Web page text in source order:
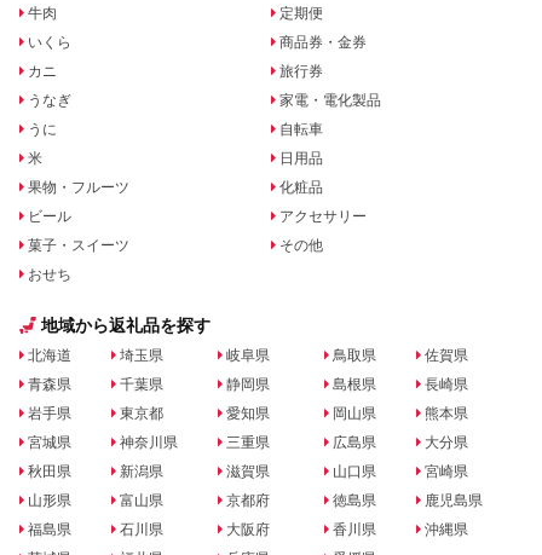
牛肉
いくら
カニ
うなぎ
うに
米
果物・フルーツ
ビール
菓子・スイーツ
おせち
定期便
商品券・金券
旅行券
家電・電化製品
自転車
日用品
化粧品
アクセサリー
その他
地域から返礼品を探す
北海道
青森県
岩手県
宮城県
秋田県
山形県
福島県
埼玉県
千葉県
東京都
神奈川県
新潟県
富山県
石川県
岐阜県
静岡県
愛知県
三重県
滋賀県
京都府
大阪府
鳥取県
島根県
岡山県
広島県
山口県
徳島県
香川県
佐賀県
長崎県
熊本県
大分県
宮崎県
鹿児島県
沖縄県